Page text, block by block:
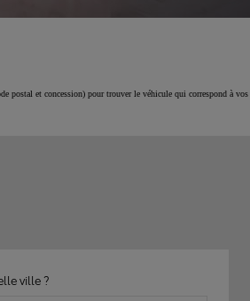
postal et concession) pour trouver le véhicule qui correspond à vos
ville ?